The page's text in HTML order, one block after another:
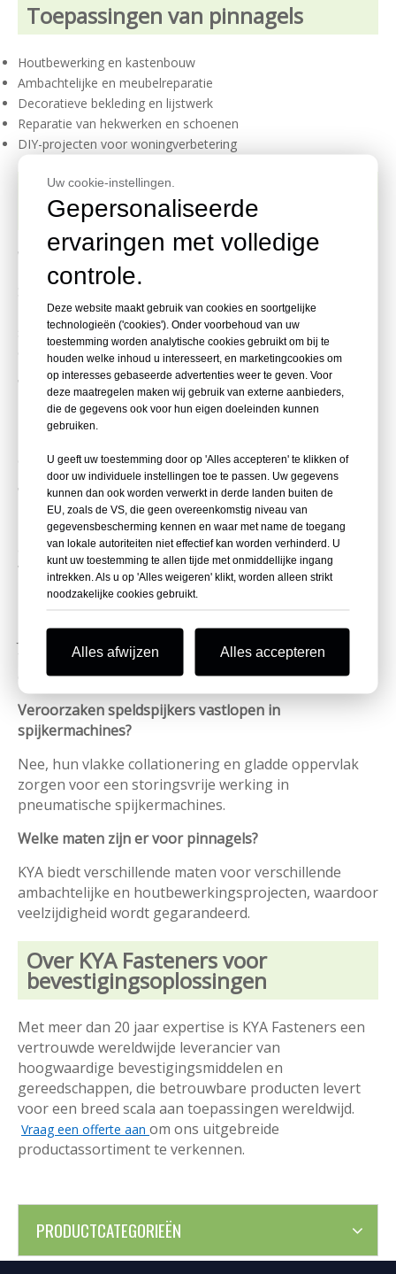
Toepassingen van pinnagels
Houtbewerking en kastenbouw
Ambachtelijke en meubelreparatie
Decoratieve bekleding en lijstwerk
Reparatie van hekwerken en schoenen
DIY-projecten voor woningverbetering
Veelgestelde vragen over
pinnagels
Waar worden speldnagels voor gebruikt?
kasten, handwerk, meubelreparatie, hekwerk,
schoenreparatie en andere doe-het-zelf-projecten die
een nette afwerking vereisen.
Welke maat hebben pinspijkers?
Ze zijn doorgaans maat 23, ontworpen voor
oppervlak.
Waarom zijn speldnagels koploos?
Het headless ontwerp laat minimale zichtbare sporen
achter, ideaal voor toepassingen waarbij esthetiek
van cruciaal belang is.
Zijn pinspijkers corrosiebestendig?
Ja, ze zijn gemaakt van roestvrij staal en zijn bestand
tegen roest en corrosie, geschikt voor gebruik binnen
en buiten.
Veroorzaken speldspijkers vastlopen in
spijkermachines?
Nee, hun vlakke collationering en gladde oppervlak
zorgen voor een storingsvrije werking in
pneumatische spijkermachines.
Welke maten zijn er voor pinnagels?
KYA biedt verschillende maten voor verschillende
ambachtelijke en houtbewerkingsprojecten, waardoor
veelzijdigheid wordt gegarandeerd.
Over KYA Fasteners voor
bevestigingsoplossingen
Met meer dan 20 jaar expertise is KYA Fasteners een
vertrouwde wereldwijde leverancier van
hoogwaardige bevestigingsmiddelen en
gereedschappen, die betrouwbare producten levert
voor een breed scala aan toepassingen wereldwijd.
Vraag een offerte aan om ons uitgebreide
productassortiment te verkennen.
PRODUCTCATEGORIEËN
Uw cookie-instellingen.
Gepersonaliseerde
ervaringen met volledige
controle.
Deze website maakt gebruik van cookies en soortgelijke
technologieën ('cookies'). Onder voorbehoud van uw
toestemming worden analytische cookies gebruikt om bij te
houden welke inhoud u interesseert, en marketingcookies om
op interesses gebaseerde advertenties weer te geven. Voor
deze maatregelen maken wij gebruik van externe aanbieders,
die de gegevens ook voor hun eigen doeleinden kunnen
gebruiken.
U geeft uw toestemming door op 'Alles accepteren' te klikken of
door uw individuele instellingen toe te passen. Uw gegevens
kunnen dan ook worden verwerkt in derde landen buiten de
EU, zoals de VS, die geen overeenkomstig niveau van
gegevensbescherming kennen en waar met name de toegang
van lokale autoriteiten niet effectief kan worden verhinderd. U
kunt uw toestemming te allen tijde met onmiddellijke ingang
intrekken. Als u op 'Alles weigeren' klikt, worden alleen strikt
noodzakelijke cookies gebruikt.
Alles afwijzen Alles accepteren